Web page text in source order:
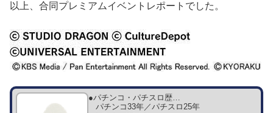
以上、合同プレミアムイベントレポートでした。
●パチンコ・パチスロ歴…
パチンコ33年／パチスロ25年